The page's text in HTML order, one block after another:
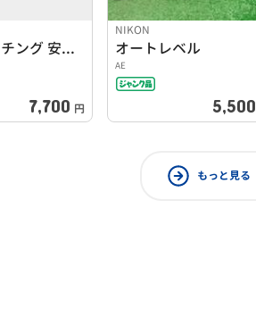
パルスイッチング 安定化電源
7,700 円
NIKON
オートレベル
AE
5,500
もっと見る